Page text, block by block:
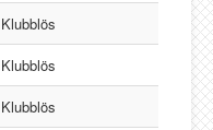
Klubblös
Klubblös
Klubblös